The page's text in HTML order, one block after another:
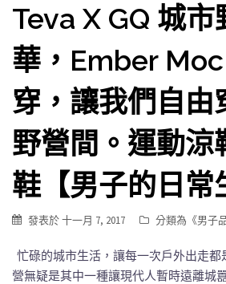
Teva X GQ 城
華，Ember
穿，讓我們自由
野營間。運動
鞋【男子的日常
發表於十一月 7, 2017 分類為《男子
忙碌的城市生活，讓每一次戶外出走都
營無疑是其中一種讓現代人暫時遠離城